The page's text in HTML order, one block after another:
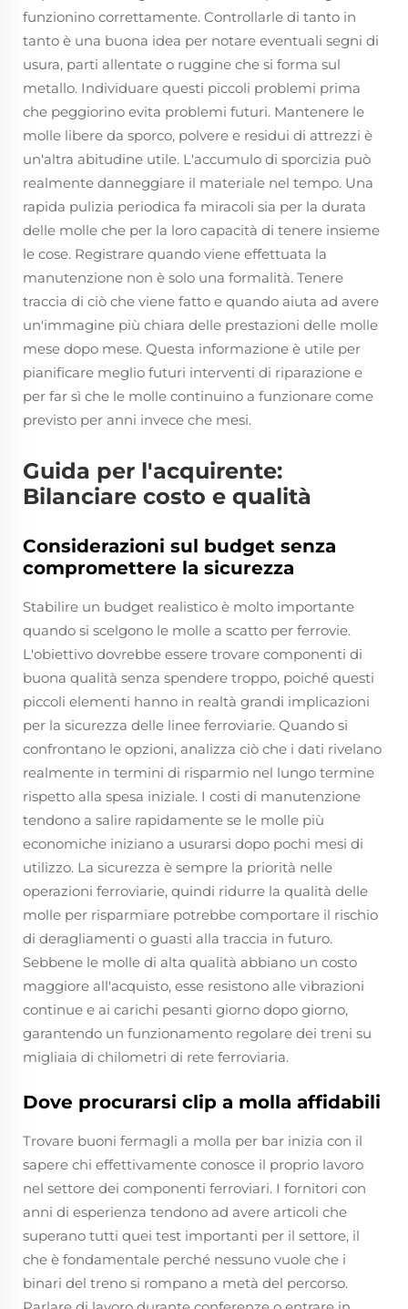
funzionino correttamente. Controllarle di tanto in
tanto è una buona idea per notare eventuali segni di
usura, parti allentate o ruggine che si forma sul
metallo. Individuare questi piccoli problemi prima
che peggiorino evita problemi futuri. Mantenere le
molle libere da sporco, polvere e residui di attrezzi è
un'altra abitudine utile. L'accumulo di sporcizia può
realmente danneggiare il materiale nel tempo. Una
rapida pulizia periodica fa miracoli sia per la durata
delle molle che per la loro capacità di tenere insieme
le cose. Registrare quando viene effettuata la
manutenzione non è solo una formalità. Tenere
traccia di ciò che viene fatto e quando aiuta ad avere
un'immagine più chiara delle prestazioni delle molle
mese dopo mese. Questa informazione è utile per
pianificare meglio futuri interventi di riparazione e
per far sì che le molle continuino a funzionare come
previsto per anni invece che mesi.
Guida per l'acquirente:
Bilanciare costo e qualità
Considerazioni sul budget senza
compromettere la sicurezza
Stabilire un budget realistico è molto importante
quando si scelgono le molle a scatto per ferrovie.
L'obiettivo dovrebbe essere trovare componenti di
buona qualità senza spendere troppo, poiché questi
piccoli elementi hanno in realtà grandi implicazioni
per la sicurezza delle linee ferroviarie. Quando si
confrontano le opzioni, analizza ciò che i dati rivelano
realmente in termini di risparmio nel lungo termine
rispetto alla spesa iniziale. I costi di manutenzione
tendono a salire rapidamente se le molle più
economiche iniziano a usurarsi dopo pochi mesi di
utilizzo. La sicurezza è sempre la priorità nelle
operazioni ferroviarie, quindi ridurre la qualità delle
molle per risparmiare potrebbe comportare il rischio
di deragliamenti o guasti alla traccia in futuro.
Sebbene le molle di alta qualità abbiano un costo
maggiore all'acquisto, esse resistono alle vibrazioni
continue e ai carichi pesanti giorno dopo giorno,
garantendo un funzionamento regolare dei treni su
migliaia di chilometri di rete ferroviaria.
Dove procurarsi clip a molla affidabili
Trovare buoni fermagli a molla per bar inizia con il
sapere chi effettivamente conosce il proprio lavoro
nel settore dei componenti ferroviari. I fornitori con
anni di esperienza tendono ad avere articoli che
superano tutti quei test importanti per il settore, il
che è fondamentale perché nessuno vuole che i
binari del treno si rompano a metà del percorso.